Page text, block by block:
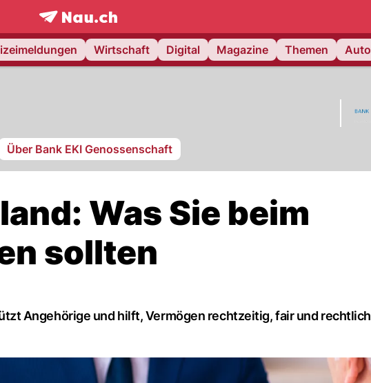
frontpage.NAU.ch
Wirtschaft Digital Magazine Themen Auto
Über Bank EKI Genossenschaft
Was Sie beim
sollten
Angehörige und hilft, Vermögen rechtzeitig, fair und rechtlich